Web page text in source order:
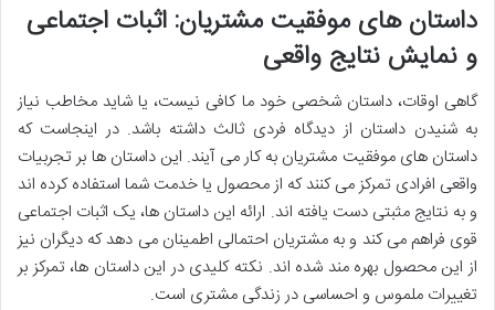
داستان های موفقیت مشتریان: اثبات اجتماعی
و نمایش نتایج واقعی
گاهی اوقات، داستان شخصی خود ما کافی نیست، یا شاید مخاطب نیاز
به شنیدن داستان از دیدگاه فردی ثالث داشته باشد. در اینجاست که
داستان های موفقیت مشتریان به کار می آیند. این داستان ها بر تجربیات
واقعی افرادی تمرکز می کنند که از محصول یا خدمت شما استفاده کرده اند
و به نتایج مثبتی دست یافته اند. ارائه این داستان ها، یک اثبات اجتماعی
قوی فراهم می کند و به مشتریان احتمالی اطمینان می دهد که دیگران نیز
از این محصول بهره مند شده اند. نکته کلیدی در این داستان ها، تمرکز بر
تغییرات ملموس و احساسی در زندگی مشتری است.